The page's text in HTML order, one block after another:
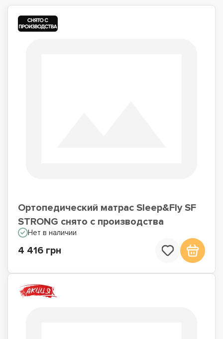
Ортопедический матрас Sleep&Fly SF
STRONG снято с производства
Нет в наличии
4 416 грн